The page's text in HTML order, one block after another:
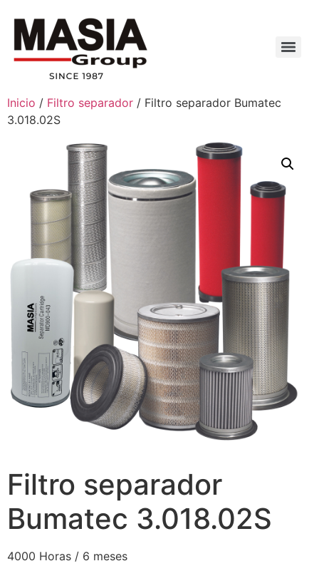
Inicio / Filtro separador / Filtro separador Bumatec
3.018.02S
Filtro separador
Bumatec 3.018.02S
4000 Horas / 6 meses